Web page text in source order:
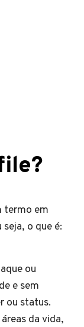
termo em
o que é:
ou
e sem
ou status.
da vida,